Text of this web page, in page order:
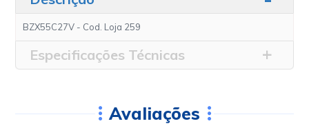
BZX55C27V - Cod. Loja 259
Especificações Técnicas
Avaliações